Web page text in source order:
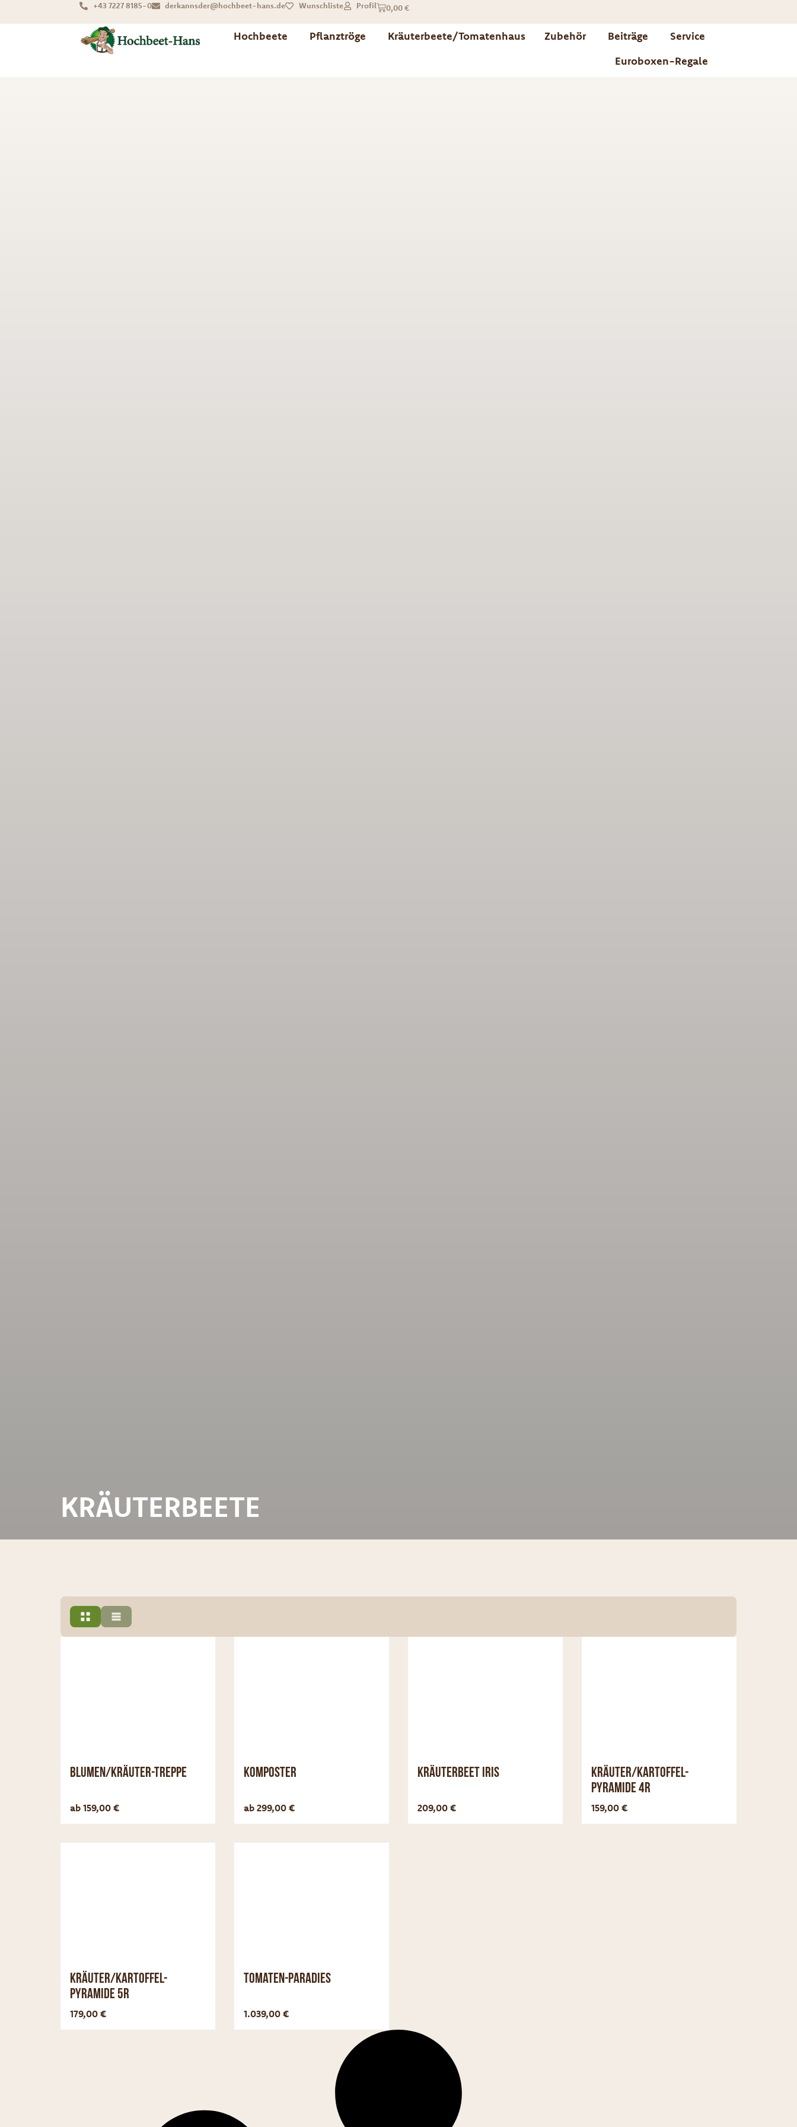
+43 7227 8185-0 derkannsder@hochbeet-hans.de 0,00€
Wunschliste Profil
Hochbeete Pflanztröge Kräuterbeete/Tomatenhaus Zubehör Beiträge
Service
Euroboxen-Regale
KRÄUTERBEETE
Blumen/Kräuter-Treppe
ab 159,00 €
Komposter
ab 299,00 €
Kräuterbeet Iris
209,00 €
Kräuter/Kartoffel-
Pyramide 4R
159,00 €
Kräuter/Kartoffel-
Pyramide 5R
179,00 €
Tomaten-Paradies
1.039,00 €